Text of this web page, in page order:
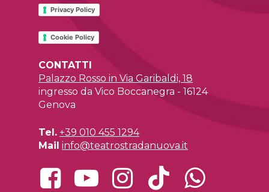
Privacy Policy
Cookie Policy
CONTATTI
Palazzo Rosso in Via Garibaldi, 18
ingresso da Vico Boccanegra - 16124
Genova
Tel. +39 010 455 1294
Mail info@teatrostradanuova.it